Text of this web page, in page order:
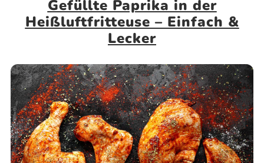
Gefüllte Paprika in der
Heißluftfritteuse – Einfach &
Lecker